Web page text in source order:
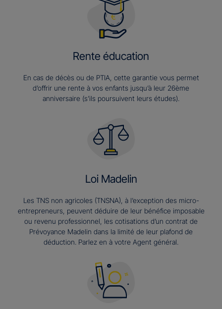
Rente éducation
En cas de décès ou de PTIA, cette garantie vous permet
d’offrir une rente à vos enfants jusqu’à leur 26ème
anniversaire (s’ils poursuivent leurs études).​
Loi Madelin
Les TNS non agricoles (TNSNA), à l’exception des micro-
entrepreneurs, peuvent déduire de leur bénéfice imposable
ou revenu professionnel, les cotisations d’un contrat de
Prévoyance Madelin dans la limité de leur plafond de
déduction. Parlez en à votre Agent général.